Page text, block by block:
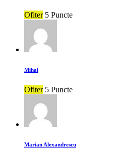
Ofiter 5 Puncte
Mihai
Ofiter 5 Puncte
Marian Alexandrescu